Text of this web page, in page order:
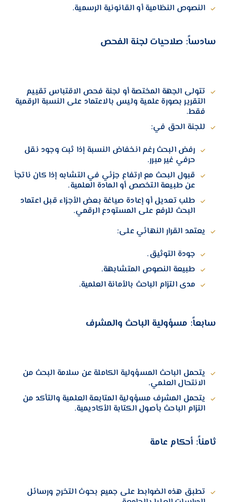
النصوص النظامية أو القانونية الرسمية.
سادساً: صلاحيات لجنة الفحص
تتولى الجهة المختصة أو لجنة فحص الاقتباس تقييم
التقرير بصورة علمية وليس بالاعتماد على النسبة الرقمية
فقط.
للجنة الحق في:
رفض البحث رغم انخفاض النسبة إذا ثبت وجود نقل
حرفي غير مبرر.
قبول البحث مع ارتفاع جزئي في التشابه إذا كان ناتجاً
عن طبيعة التخصص أو المادة العلمية.
طلب تعديل أو إعادة صياغة بعض الأجزاء قبل اعتماد
البحث للرفع على المستودع الرقمي.
يعتمد القرار النهائي على:
جودة التوثيق.
طبيعة النصوص المتشابهة.
مدى التزام الباحث بالأمانة العلمية.
سابعاً: مسؤولية الباحث والمشرف
يتحمل الباحث المسؤولية الكاملة عن سلامة البحث من
الانتحال العلمي.
يتحمل المشرف مسؤولية المتابعة العلمية والتأكد من
التزام الباحث بأصول الكتابة الأكاديمية.
ثامناً: أحكام عامة
تطبق هذه الضوابط على جميع بحوث التخرج ورسائل